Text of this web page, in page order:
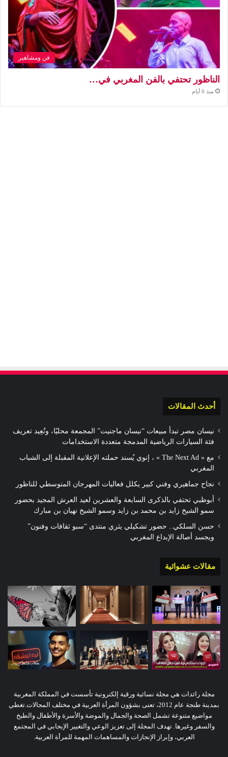
فن ومشاهير
الناظور تحتفي بالفن المغربي في…
منذ 6 أيام
أحدث المقالات
نيسان مصر تبدأ مبيعات “نيسان ماجنيت” المجمعة محليًا، وتُعِيد تعريف
فئة السيارات الرياضية المدمجة متعددة الاستخدامات
مع « The Next Ad » ، إنوي يُسند حملته الإعلانية المقبلة إلى الشباب
المغربي
نجاح جماهيري وفني كبير يكلل فعاليات المهرجان المتوسطي للناظور
أبوظبي تحتفي بالذكرى السابعة والعشرين لعيد العرش المجيد بحضور
سمو الشيخ زايد بن محمد بن زايد وسمو الشيخ نهيان بن مبارك
حسن السلكي.. حضور تشكيلي يثري منتدى “سبو ثقافات وفنون”
ويجسد أصالة الإبداع المغربي
مقالات عشوائية
مجلة رائدات هي مجلة نسائية ورقية إلكترونية تأسست في المملكة المغربية
بمدينة طنجة عام 2012، تعنى بشؤون المرأة العربية في مختلف المجالات.تغطي
مواضيع متنوعة تشمل الصحة والجمال والموضة والأسرة والأطفال والطبخ
والسفر وغيرها. تهدف المجلة إلى تعزيز الوعي والتغيير الإيجابي في المجتمع
العربي، وإبراز الإنجازات والمساهمات المهمة للمرأة العربية.